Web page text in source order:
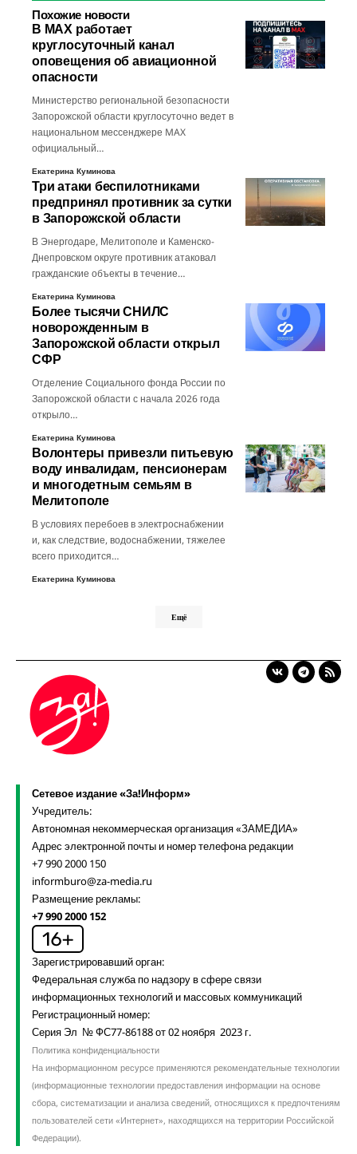
Похожие новости
В МАХ работает
круглосуточный канал
оповещения об авиационной
опасности
Министерство региональной безопасности
Запорожской области круглосуточно ведет в
национальном мессенджере MAX
официальный…
Екатерина Куминова
Три атаки беспилотниками
предпринял противник за сутки
в Запорожской области
В Энергодаре, Мелитополе и Каменско-
Днепровском округе противник атаковал
гражданские объекты в течение…
Екатерина Куминова
Более тысячи СНИЛС
новорожденным в
Запорожской области открыл
СФР
Отделение Социального фонда России по
Запорожской области с начала 2026 года
открыло…
Екатерина Куминова
Волонтеры привезли питьевую
воду инвалидам, пенсионерам
и многодетным семьям в
Мелитополе
В условиях перебоев в электроснабжении
и, как следствие, водоснабжении, тяжелее
всего приходится…
Екатерина Куминова
Ещё
Сетевое издание «За!Информ»
Учредитель:
Автономная некоммерческая организация «ЗАМЕДИА»
Адрес электронной почты и номер телефона редакции
+7 990 2000 150
informburo@za-media.ru
Размещение рекламы:
+7 990 2000 152
Зарегистрировавший орган:
Федеральная служба по надзору в сфере связи
информационных технологий и массовых коммуникаций
Регистрационный номер:
Серия Эл № ФС77-86188 от 02 ноября 2023 г.
Политика конфиденциальности
На информационном ресурсе применяются рекомендательные технологии
(информационные технологии предоставления информации на основе
сбора, систематизации и анализа сведений, относящихся к предпочтениям
пользователей сети «Интернет», находящихся на территории Российской
Федерации).